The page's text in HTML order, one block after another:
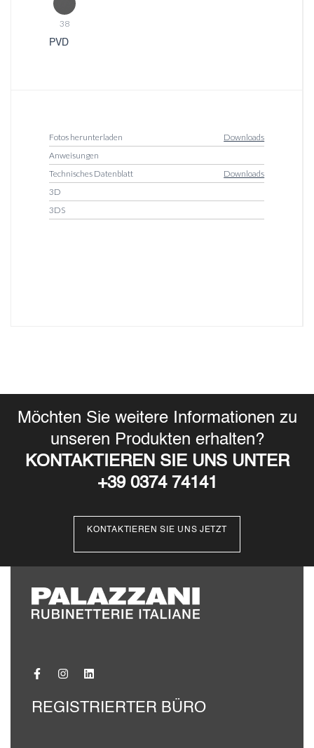
38
PVD
Fotos herunterladen
Downloads
Anweisungen
Technisches Datenblatt
Downloads
3D
3DS
Möchten Sie weitere Informationen zu
unseren Produkten erhalten?
KONTAKTIEREN SIE UNS UNTER
+39 0374 74141
KONTAKTIEREN SIE UNS JETZT
REGISTRIERTER BÜRO